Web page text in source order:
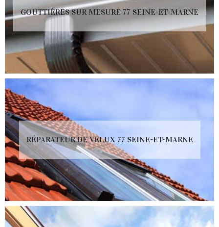
GOUTTIÈRES SUR MESURE 77 SEINE-ET-MARNE
RÉPARATEUR DE VELUX 77 SEINE-ET-MARNE